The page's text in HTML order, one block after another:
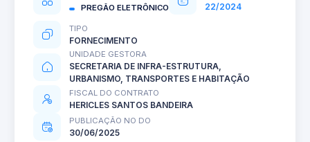
PREGÃO ELETRÔNICO 22/2024
TIPO
FORNECIMENTO
UNIDADE GESTORA
SECRETARIA DE INFRA-ESTRUTURA,
URBANISMO, TRANSPORTES E HABITAÇÃO
FISCAL DO CONTRATO
HERICLES SANTOS BANDEIRA
PUBLICAÇÃO NO DO
30/06/2025